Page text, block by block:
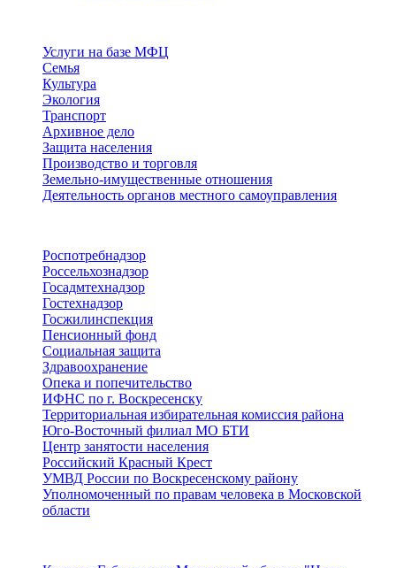
Услуги на базе МФЦ
Семья
Культура
Экология
Транспорт
Архивное дело
Защита населения
Производство и торговля
Земельно-имущественные отношения
Деятельность органов местного самоуправления
Роспотребнадзор
Россельхознадзор
Госадмтехнадзор
Гостехнадзор
Госжилинспекция
Пенсионный фонд
Социальная защита
Здравоохранение
Опека и попечительство
ИФНС по г. Воскресенску
Территориальная избирательная комиссия района
Юго-Восточный филиал МО БТИ
Центр занятости населения
Российский Красный Крест
УМВД России по Воскресенскому району
Уполномоченный по правам человека в Московской
области